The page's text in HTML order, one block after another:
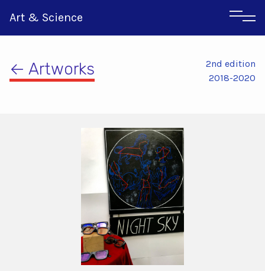
Art & Science
← Artworks
2nd edition
2018-2020